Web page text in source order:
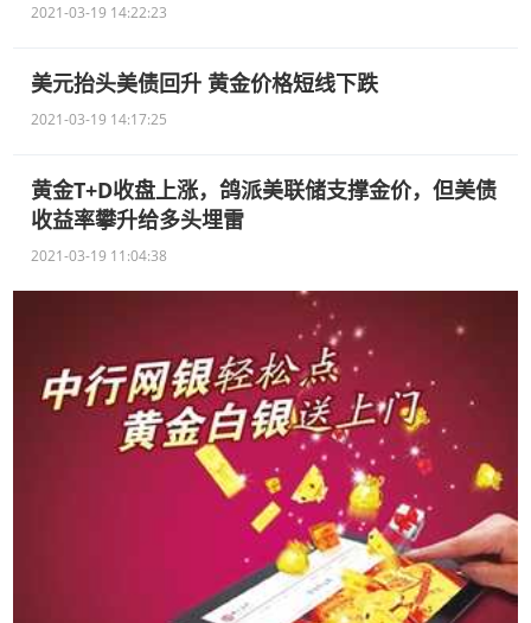
2021-03-19 14:22:23
美元抬头美债回升 黄金价格短线下跌
2021-03-19 14:17:25
黄金T+D收盘上涨，鸽派美联储支撑金价，但美债
收益率攀升给多头埋雷
2021-03-19 11:04:38